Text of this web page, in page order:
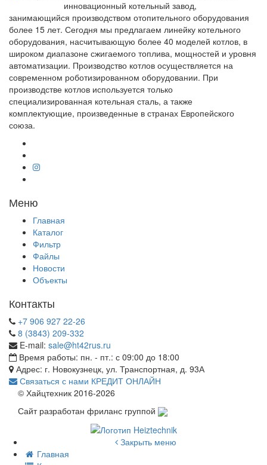
инновационный котельный завод,
занимающийся производством отопительного оборудования
более 15 лет. Сегодня мы предлагаем линейку котельного
оборудования, насчитывающую более 40 моделей котлов, в
широком диапазоне сжигаемого топлива, мощностей и уровня
автоматизации. Производство котлов осуществляется на
современном роботизированном оборудовании. При
производстве котлов используется только
специализированная котельная сталь, а также
комплектующие, произведенные в странах Европейского
союза.
Меню
Главная
Каталог
Фильтр
Файлы
Новости
Объекты
Контакты
+7 906 927 22-26
8 (3843) 209-332
E-mail: sale@ht42rus.ru
Время работы: пн. - пт.: с 09:00 до 18:00
Адрес: г. Новокузнецк, ул. Транспортная, д. 93А
Связаться с нами КРЕДИТ ОНЛАЙН
© Хайцтехник 2016-2026
Сайт разработан фриланс группой
Закрыть меню
Главная